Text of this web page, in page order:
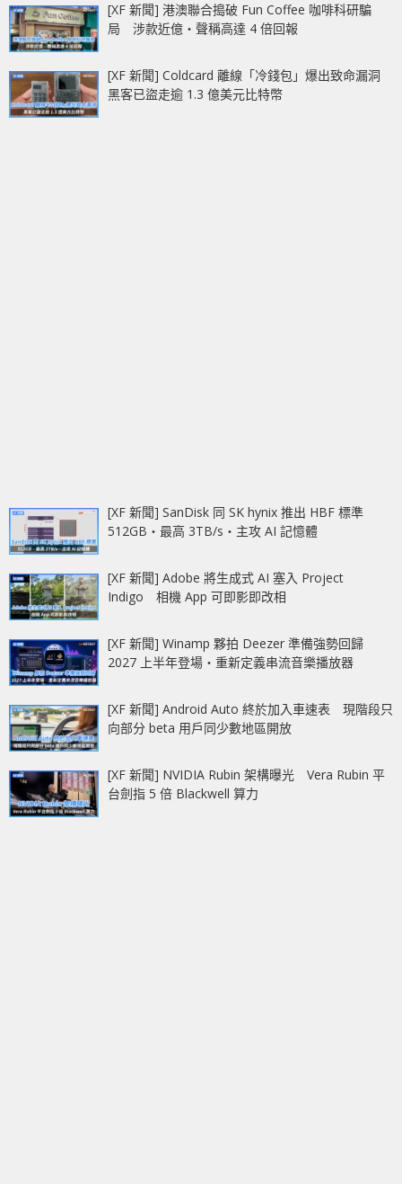
[XF 新聞] 港澳聯合搗破 Fun Coffee 咖啡科研騙
局 涉款近億‧聲稱高達 4 倍回報
[XF 新聞] Coldcard 離線「冷錢包」爆出致命漏洞
黑客已盜走逾 1.3 億美元比特幣
[XF 新聞] SanDisk 同 SK hynix 推出 HBF 標準
512GB‧最高 3TB/s‧主攻 AI 記憶體
[XF 新聞] Adobe 將生成式 AI 塞入 Project
Indigo 相機 App 可即影即改相
[XF 新聞] Winamp 夥拍 Deezer 準備強勢回歸
2027 上半年登場‧重新定義串流音樂播放器
[XF 新聞] Android Auto 終於加入車速表 現階段只
向部分 beta 用戶同少數地區開放
[XF 新聞] NVIDIA Rubin 架構曝光 Vera Rubin 平
台劍指 5 倍 Blackwell 算力